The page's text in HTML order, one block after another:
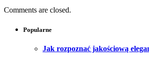
Comments are closed.
Popularne
Jak rozpoznać jakościową